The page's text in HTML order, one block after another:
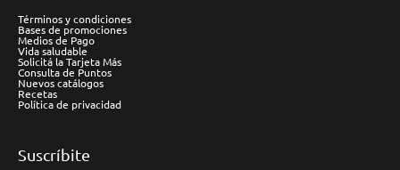
Términos y condiciones
Bases de promociones
Medios de Pago
Vida saludable
Solicitá la Tarjeta Más
Consulta de Puntos
Nuevos catálogos
Recetas
Política de privacidad
Suscríbite